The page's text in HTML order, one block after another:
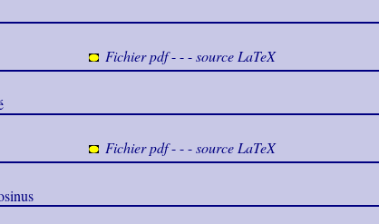
Fichier pdf- - -source LaTeX
Fichier pdf- - -source LaTeX